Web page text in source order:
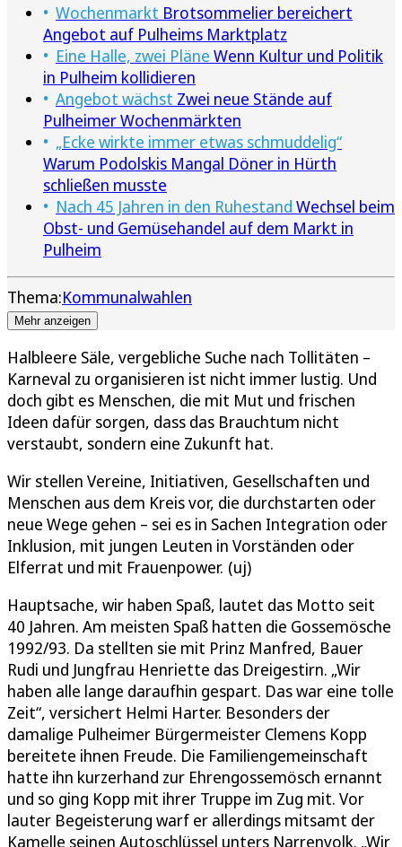
Wochenmarkt Brotsommelier bereichert
Angebot auf Pulheims Marktplatz
Eine Halle, zwei Pläne Wenn Kultur und Politik
in Pulheim kollidieren
Angebot wächst Zwei neue Stände auf
Pulheimer Wochenmärkten
„Ecke wirkte immer etwas schmuddelig“
Warum Podolskis Mangal Döner in Hürth
schließen musste
Nach 45 Jahren in den Ruhestand Wechsel beim
Obst- und Gemüsehandel auf dem Markt in
Pulheim
Thema:Kommunalwahlen
Mehr anzeigen
Halbleere Säle, vergebliche Suche nach Tollitäten –
Karneval zu organisieren ist nicht immer lustig. Und
doch gibt es Menschen, die mit Mut und frischen
Ideen dafür sorgen, dass das Brauchtum nicht
verstaubt, sondern eine Zukunft hat.
Wir stellen Vereine, Initiativen, Gesellschaften und
Menschen aus dem Kreis vor, die durchstarten oder
neue Wege gehen – sei es in Sachen Integration oder
Inklusion, mit jungen Leuten in Vorständen oder
Elferrat und mit Frauenpower. (uj)
Hauptsache, wir haben Spaß, lautet das Motto seit
40 Jahren. Am meisten Spaß hatten die Gossemösche
1992/93. Da stellten sie mit Prinz Manfred, Bauer
Rudi und Jungfrau Henriette das Dreigestirn. „Wir
haben alle lange daraufhin gespart. Das war eine tolle
Zeit“, versichert Helmi Harter. Besonders der
damalige Pulheimer Bürgermeister Clemens Kopp
bereitete ihnen Freude. Die Familiengemeinschaft
hatte ihn kurzerhand zur Ehrengossemösch ernannt
und so ging Kopp mit ihrer Truppe im Zug mit. Vor
lauter Begeisterung warf er allerdings mitsamt der
Kamelle seinen Autoschlüssel unters Narrenvolk. „Wir